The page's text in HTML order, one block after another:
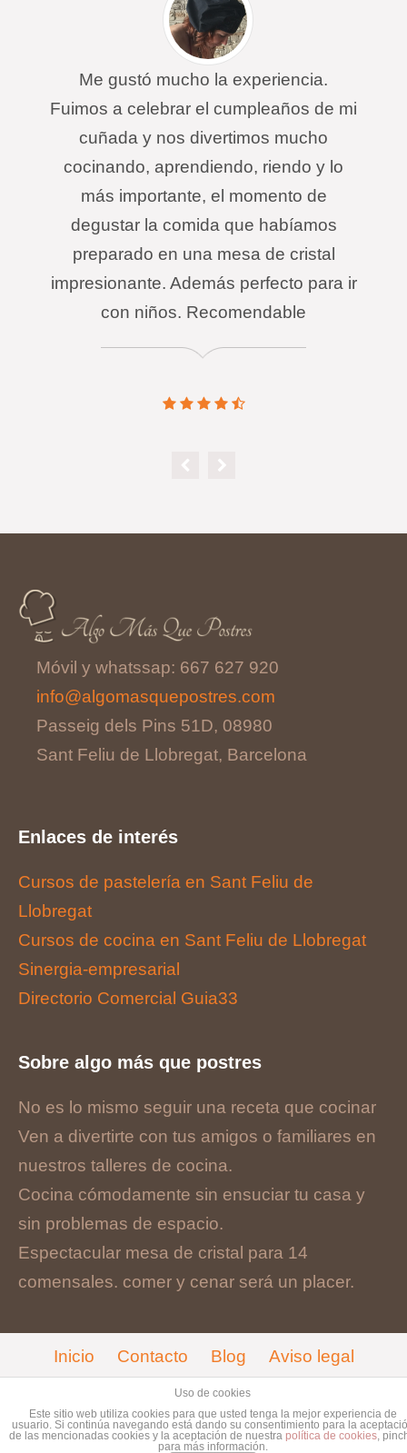
Raviolis de piña con sopa de coco
Me gustó mucho la experiencia.
Fuimos a celebrar el cumpleaños de mi
cuñada y nos divertimos mucho
cocinando, aprendiendo, riendo y lo
más importante, el momento de
degustar la comida que habíamos
preparado en una mesa de cristal
impresionante. Además perfecto para ir
con niños. Recomendable
Móvil y whatssap: 667 627 920
info@algomasquepostres.com
Passeig dels Pins 51D, 08980
Sant Feliu de Llobregat, Barcelona
Enlaces de interés
Cursos de pastelería en Sant Feliu de
Llobregat
Cursos de cocina en Sant Feliu de Llobregat
Sinergia-empresarial
Directorio Comercial Guia33
Sobre algo más que postres
No es lo mismo seguir una receta que cocinar
Ven a divertirte con tus amigos o familiares en
nuestros talleres de cocina.
Cocina cómodamente sin ensuciar tu casa y
sin problemas de espacio.
Espectacular mesa de cristal para 14
comensales. comer y cenar será un placer.
Inicio Contacto Blog
Aviso legal
Cookies
© Copyright 2017. Designed byGuia33 SL.
Uso de cookies
Este sitio web utiliza cookies para que usted tenga la mejor experiencia de
usuario. Si continúa navegando está dando su consentimiento para la
de las mencionadas cookies y la aceptación de nuestra política de cookies,
para más información.